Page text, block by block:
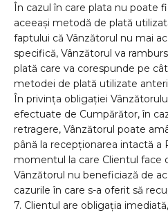
În cazul în care plata nu poate
aceeași metodă de plată
faptului că Vânzătorul nu mai
specifică, Vânzătorul va
plată care va corespunde pe
metodei de plată utilizate
În privința obligației
efectuate de Cumpărător, în
retragere, Vânzătorul poate
până la recepționarea intactă a
momentul la care Clientul face
Vânzătorul nu beneficiază de
cazurile în care s-a oferit să
7. Clientul are obligaţia